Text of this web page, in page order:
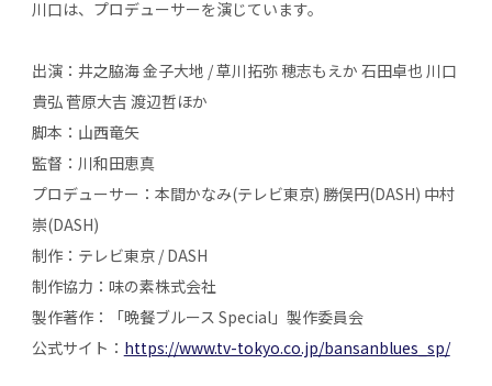
川口は、プロデューサーを演じています。
出演：井之脇海 金子大地 / 草川拓弥 穂志もえか 石田卓也 川口
貴弘 菅原大吉 渡辺哲ほか
脚本：山西竜矢
監督：川和田恵真
プロデューサー：本間かなみ(テレビ東京) 勝俣円(DASH) 中村
崇(DASH)
制作：テレビ東京 / DASH
制作協力：味の素株式会社
製作著作：「晩餐ブルース Special」製作委員会
公式サイト： https://www.tv-tokyo.co.jp/bansanblues_sp/